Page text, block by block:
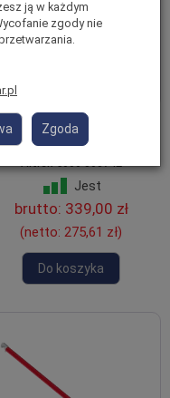
ukośne, skos 305 cm
rusztowania aluminiowego
Altrex 5000 303742
Jest
brutto: 339,00 zł
(netto: 275,61 zł)
Do koszyka
ją w każdym
zgody nie
Zgoda